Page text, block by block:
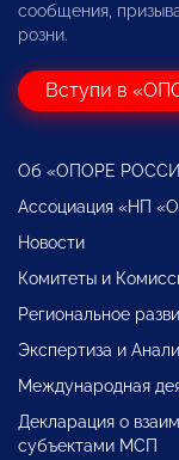
сообщения,
розни.
Вступи в
Об «ОПОРЕ
Ассоциация «НП
Новости
Комитеты и
Региональное
Экспертиза и
Международная
Декларация о
субъектами МСП